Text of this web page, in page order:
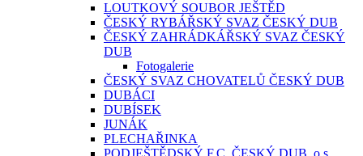
LOUTKOVÝ SOUBOR JEŠTĚD
ČESKÝ RYBÁŘSKÝ SVAZ ČESKÝ DUB
ČESKÝ ZAHRÁDKÁŘSKÝ SVAZ ČESKÝ
DUB
Fotogalerie
ČESKÝ SVAZ CHOVATELŮ ČESKÝ DUB
DUBÁCI
DUBÍSEK
JUNÁK
PLECHAŘINKA
PODJEŠTĚDSKÝ F.C. ČESKÝ DUB, o.s.